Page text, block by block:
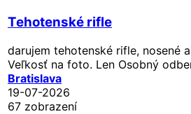
Tehotenské rifle
darujem tehotenské rifle, nosené
Veľkosť na foto. Len Osobný
Bratislava
19-07-2026
67 zobrazení